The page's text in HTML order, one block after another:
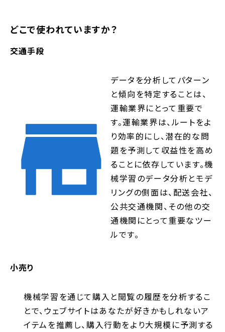
どこで使われていますか？
交通手段
データを分析してパターン
と傾向を特定することは、
運輸業界にとって重要で
す。運輸業界は、ルートをよ
り効率的にし、潜在的な問
題を予測して収益性を高め
ることに依存しています。機
械学習のデータ分析とモデ
リングの側面は、配送会社、
公共交通機関、その他の交
通機関にとって重要なツー
ルです。
小売り
機械学習を通じて購入と閲覧の履歴を分析するこ
とで、ウェブサイトはあなたが好きかもしれないア
イテムを推薦し、購入行動をより大規模に予測する